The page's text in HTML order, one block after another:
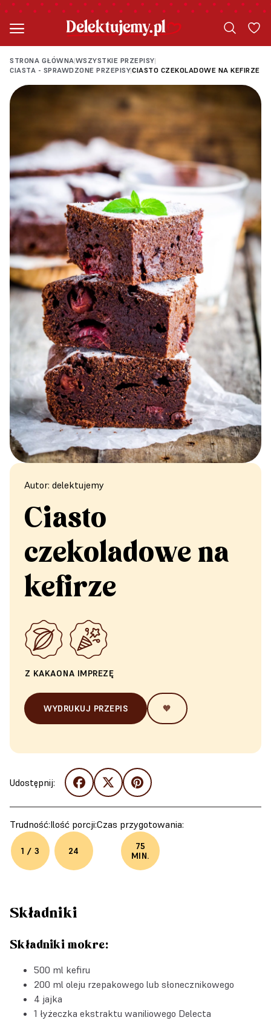
STRONA GŁÓWNA|WSZYSTKIE PRZEPISY|
CIASTA - SPRAWDZONE PRZEPISY|CIASTO CZEKOLADOWE NA KEFIRZE
Autor: delektujemy
Ciasto
czekoladowe na
kefirze
Z KAKAONA IMPREZĘ
WYDRUKUJ PRZEPIS 🧡
Udostępnij:
Trudność:
1 / 3
Ilość porcji:
24
Czas przygotowania:
75
MIN.
Składniki
Składniki mokre:
500 ml kefiru
200 ml oleju rzepakowego lub słonecznikowego
4 jajka
1 łyżeczka ekstraktu waniliowego Delecta